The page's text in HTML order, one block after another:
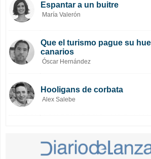
Espantar a un buitre
María Valerón
Que el turismo pague su
canarios
Óscar Hernández
Hooligans de corbata
Alex Salebe